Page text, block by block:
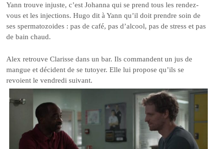
Yann trouve injuste, c’est Johanna qui se prend tous les rendez-
vous et les injections. Hugo dit à Yann qu’il doit prendre soin de
ses spermatozoides : pas de café, pas d’alcool, pas de stress et pas
de bain chaud.
Alex retrouve Clarisse dans un bar. Ils commandent un jus de
mangue et décident de se tutoyer. Elle lui propose qu’ils se
revoient le vendredi suivant.